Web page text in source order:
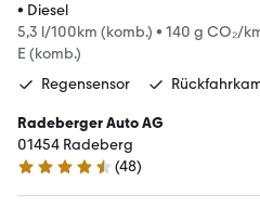
• Diesel
5,3 l/100km (komb.) • 140 g CO₂/
E (komb.)
Regensensor
Radeberger Auto AG
01454 Radeberg
4.7 Sterne
(48)